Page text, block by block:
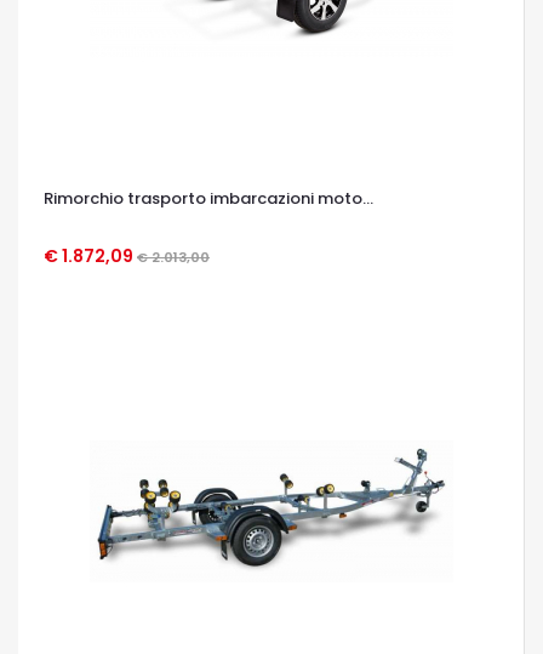
Rimorchio trasporto imbarcazioni moto...
€ 1.872,09 € 2.013,00
OCCHIATA VELOCE